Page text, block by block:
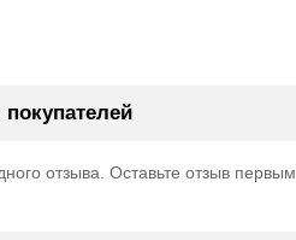
отзыва. Оставьте отзыв первым